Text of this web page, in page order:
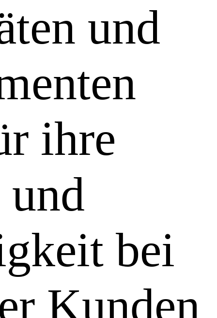
und
ihre
bei
Kunden